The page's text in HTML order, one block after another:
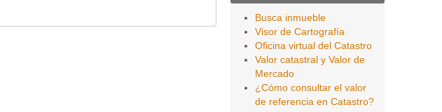
Busca inmueble
Visor de Cartografía
Oficina virtual del Catastro
Valor catastral y Valor de
Mercado
¿Cómo consultar el valor
de referencia en Catastro?